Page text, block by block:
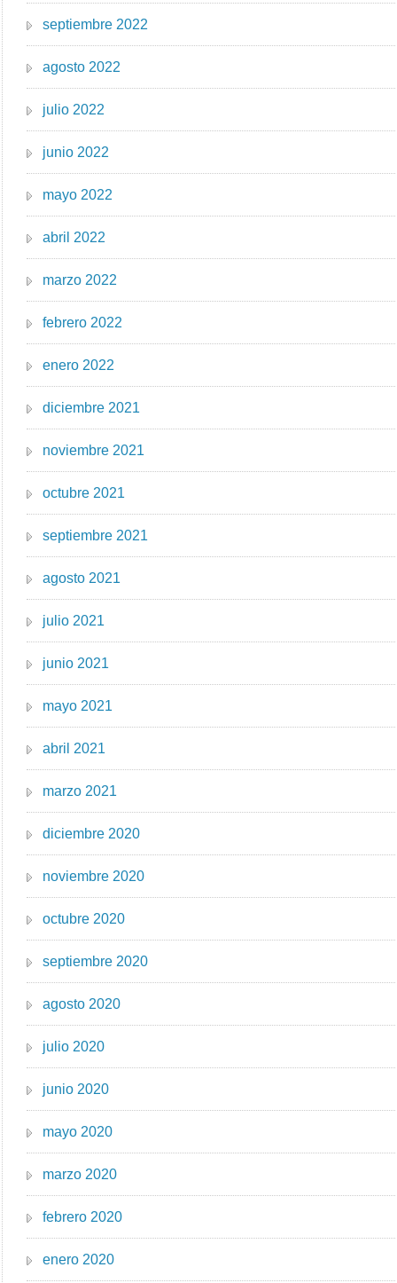
septiembre 2022
agosto 2022
julio 2022
junio 2022
mayo 2022
abril 2022
marzo 2022
febrero 2022
enero 2022
diciembre 2021
noviembre 2021
octubre 2021
septiembre 2021
agosto 2021
julio 2021
junio 2021
mayo 2021
abril 2021
marzo 2021
diciembre 2020
noviembre 2020
octubre 2020
septiembre 2020
agosto 2020
julio 2020
junio 2020
mayo 2020
marzo 2020
febrero 2020
enero 2020